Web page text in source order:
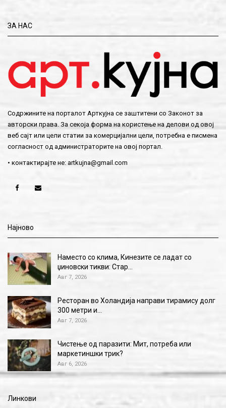
ЗА НАС
Содржините на порталот Арткујна се заштитени со Законот за
авторски права. За секоја форма на користење на делови од овој
веб сајт или цели статии за комерцијални цели, потребна е писмена
согласност од администраторите на овој портал.
• контактирајте не: artkujna@gmail.com
Најново
Наместо со клима, Кинезите се ладат со
џиновски тикви: Стар…
Авг 7, 2026
Ресторан во Холандија направи тирамису долг
300 метри и…
Авг 7, 2026
Чистење од паразити: Мит, потреба или
маркетиншки трик?
Авг 6, 2026
Линкови